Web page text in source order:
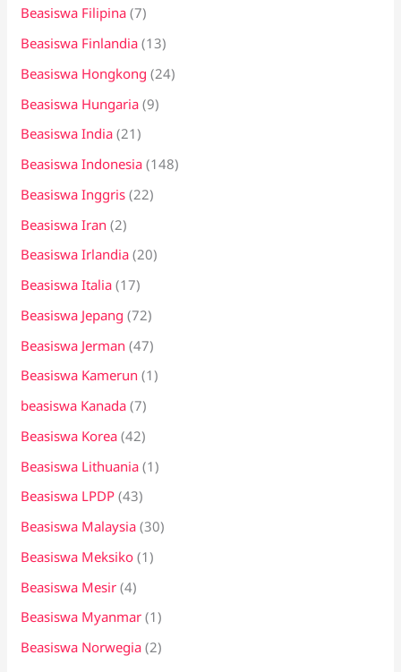
Beasiswa Filipina (7)
Beasiswa Finlandia (13)
Beasiswa Hongkong (24)
Beasiswa Hungaria (9)
Beasiswa India (21)
Beasiswa Indonesia (148)
Beasiswa Inggris (22)
Beasiswa Iran (2)
Beasiswa Irlandia (20)
Beasiswa Italia (17)
Beasiswa Jepang (72)
Beasiswa Jerman (47)
Beasiswa Kamerun (1)
beasiswa Kanada (7)
Beasiswa Korea (42)
Beasiswa Lithuania (1)
Beasiswa LPDP (43)
Beasiswa Malaysia (30)
Beasiswa Meksiko (1)
Beasiswa Mesir (4)
Beasiswa Myanmar (1)
Beasiswa Norwegia (2)